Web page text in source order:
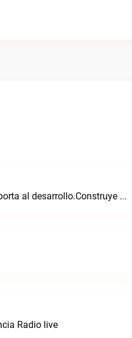
Consolidamos un futuro sólido que aporta al desarrollo.Construye Radio live
Radio live